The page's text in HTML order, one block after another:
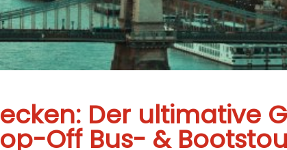
Der ultimative
Off Bus- &